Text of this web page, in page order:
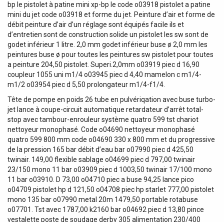
bp le pistolet à patine mini xp-bp le code o03918 pistolet a patine
mini du jet code o03918 et forme du jet. Peinture d’air et forme de
débit peinture d’air d’un réglage sont équipés facile ils et
d’entretien sont de construction solide un pistolet les sw sont de
godet inférieur 1 litre. 2,0 mm godet inférieur buse ø 2,0 mm les
peintures buse ø pour toutes les peintures sw pistolet pour toutes
a peinture 204,50 pistolet. Superi.2,0mm o03919 piec d 16,90
coupleur 1055 uni m1/4 o03945 piec d 4,40 mamelon c m1/4-
m1/2 o03954 piec d 5,50 prolongateur m1/4-f1/4.
Tête de pompe en poids 26 tube en pulvériqation avec buse turbo-
jet lance à coupe-circuit automatique retardateur d’arrêt total-
stop avec tambour-enrouleur système quatro 599 tst chariot
nettoyeur monophasé. Code o04690 nettoyeur monophasé
quatro 599 800 mm code o04690 330 x 800 mm et du progressive
de la pression 165 bar débit d’eau bar o07990 piec d 425,50
twinair. 149,00 flexible sablage o04699 piec d 797,00 twinair
23/150 mono 11 bar o03909 piec d 1003,50 twinair 17/100 mono
11 bar o03910. D 73,00 o04710 piec a buse 94,25 lance pico
o04709 pistolet hp d 121,50 o04708 piec hp starlet 777,00 pistolet
mono 135 bar o07990 metal 20m 1479,50 portable rotabuse
o07701. Tst avec 1787,00 k2160 bar o04692 piec d 13,80 pince
vestalette poste de soudage derby 305 alimentation 230/400